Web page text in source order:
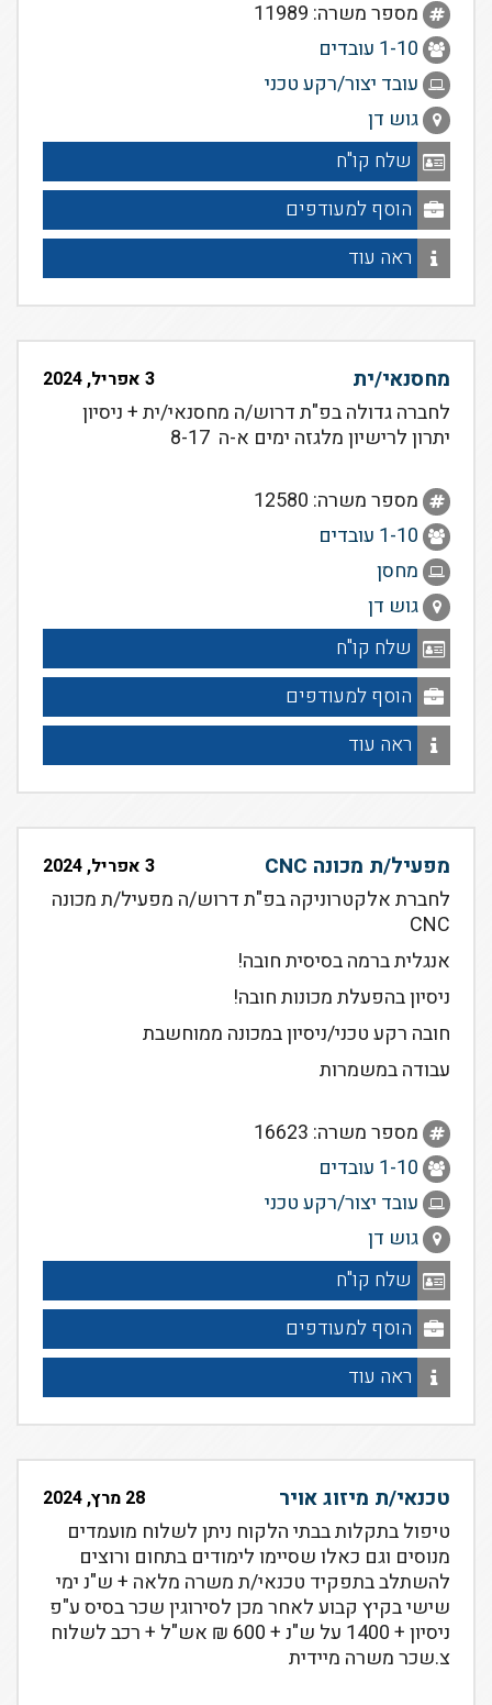
מספר משרה: 11989
1-10 עובדים
עובד יצור/רקע טכני
גוש דן
שלח קו"ח
הוסף למעודפים
ראה עוד
מחסנאי/ית 3 אפריל, 2024
לחברה גדולה בפ"ת דרוש/ה מחסנאי/ית + ניסיון
יתרון לרישיון מלגזה ימים א-ה 8-17
מספר משרה: 12580
1-10 עובדים
מחסן
גוש דן
שלח קו"ח
הוסף למעודפים
ראה עוד
מפעיל/ת מכונה CNC 3 אפריל, 2024
לחברת אלקטרוניקה בפ"ת דרוש/ה מפעיל/ת מכונה
CNC
אנגלית ברמה בסיסית חובה!
ניסיון בהפעלת מכונות חובה!
חובה רקע טכני/ניסיון במכונה ממוחשבת
עבודה במשמרות
מספר משרה: 16623
1-10 עובדים
עובד יצור/רקע טכני
גוש דן
שלח קו"ח
הוסף למעודפים
ראה עוד
טכנאי/ת מיזוג אויר 28 מרץ, 2024
טיפול בתקלות בבתי הלקוח ניתן לשלוח מועמדים
מנוסים וגם כאלו שסיימו לימודים בתחום ורוצים
להשתלב בתפקיד טכנאי/ת משרה מלאה + ש"נ ימי
שישי בקיץ קבוע לאחר מכן לסירוגין שכר בסיס ע"פ
ניסיון + 1400 על ש"נ + 600 ₪ אש"ל + רכב לשלוח
צ.שכר משרה מיידית